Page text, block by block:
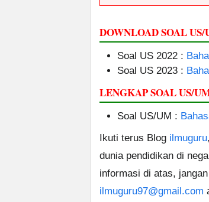
DOWNLOAD SOAL
Soal US 2022 :
Soal US 2023 :
LENGKAP SOAL US/
Soal US/UM :
Ikuti terus Blog ilmuguru
dunia pendidikan di
informasi di atas,
ilmuguru97@gmail.com